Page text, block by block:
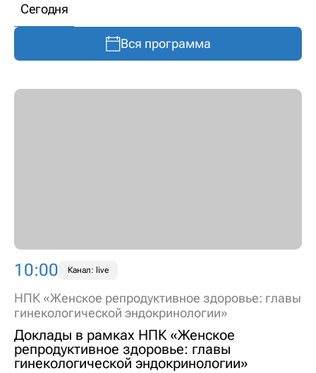
Сегодня
Вся программа
10:00 Канал: live
НПК «Женское репродуктивное здоровье: главы
гинекологической эндокринологии»
Доклады в рамках НПК «Женское
репродуктивное здоровье: главы
гинекологической эндокринологии»